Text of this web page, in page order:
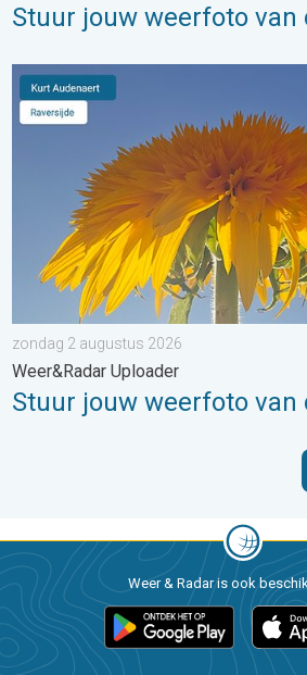
Stuur jouw weerfoto van
Stuur jouw weerfoto van de week!.
zondag 2 augustus 2026
Weer&Radar Uploader
Stuur jouw weerfoto van
Weer & Radar is ook